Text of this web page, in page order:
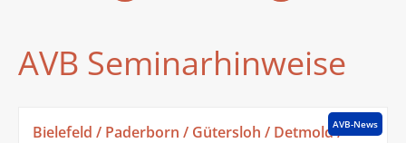
AVB Seminarhinweise
AVB-News
Bielefeld / Paderborn / Gütersloh / Detmold /